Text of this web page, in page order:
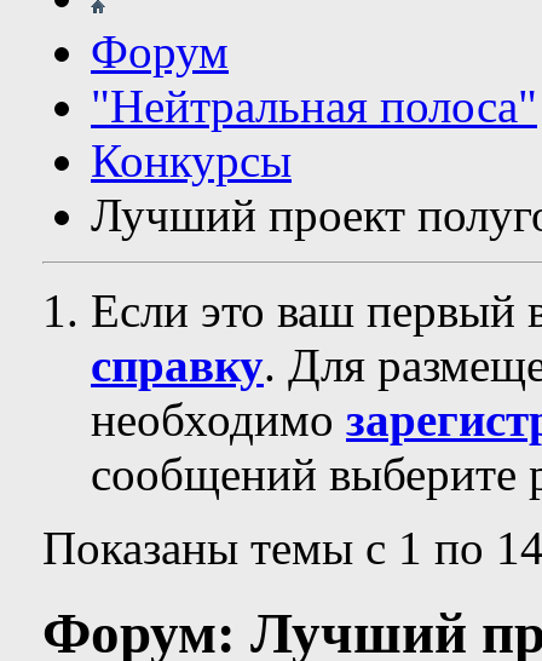
Форум
"Нейтральная полоса"
Конкурсы
Лучший проект
Если это ваш первый
справку. Для
необходимо
сообщений выберите
Показаны темы с 1 по
Форум: Лучший